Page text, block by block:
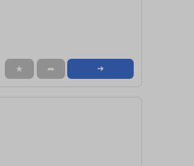
★ ➦ ➜